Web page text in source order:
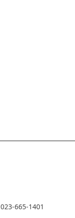
023-665-1401